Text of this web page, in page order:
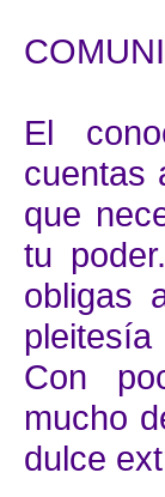
El
cuentas
que
tu
obligas
Con
mucho
dulce